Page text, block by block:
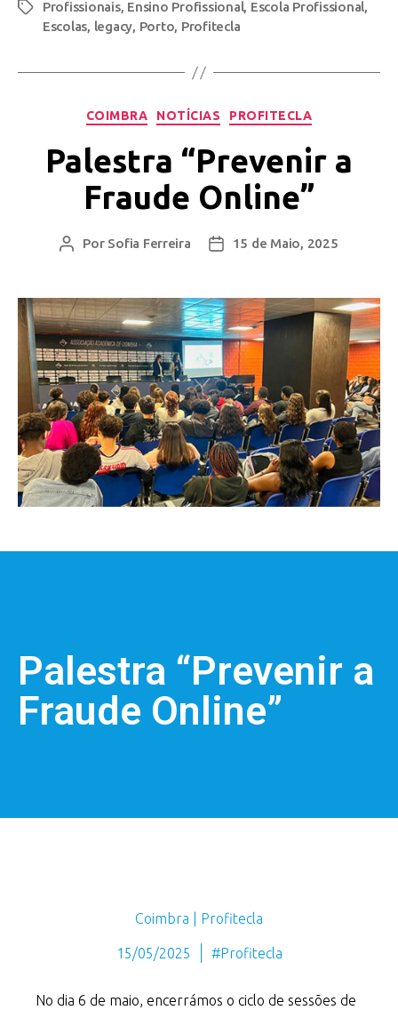
Profissionais, Ensino Profissional, Escola Profissional,
Escolas, legacy, Porto, Profitecla
COIMBRA NOTÍCIAS PROFITECLA
Palestra “Prevenir a
Fraude Online”
Por Sofia Ferreira 15 de Maio, 2025
Palestra “Prevenir a
Fraude Online”
Coimbra | Profitecla
15/05/2025 #Profitecla
No dia 6 de maio, encerrámos o ciclo de sessões de